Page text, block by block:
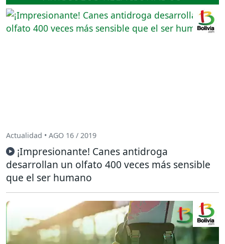
Actualidad • AGO 16 / 2019
¡Impresionante! Canes antidroga
desarrollan un olfato 400 veces más sensible
que el ser humano